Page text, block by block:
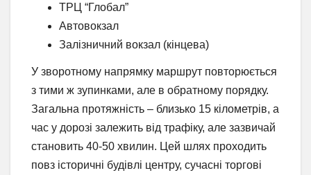
ТРЦ “Глобал”
Автовокзал
Залізничний вокзал (кінцева)
У зворотному напрямку маршрут повторюється
з тими ж зупинками, але в обратному порядку.
Загальна протяжність – близько 15 кілометрів, а
час у дорозі залежить від трафіку, але зазвичай
становить 40-50 хвилин. Цей шлях проходить
повз історичні будівлі центру, сучасні торгові